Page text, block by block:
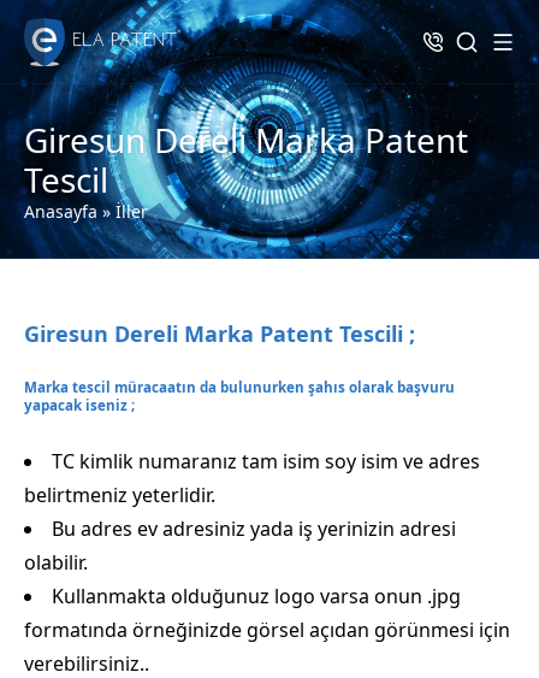
Giresun Dereli Marka Patent
Tescil
Anasayfa»İller
Giresun Dereli Marka Patent Tescili ;
Marka tescil müracaatın da bulunurken şahıs olarak başvuru
yapacak iseniz ;
TC kimlik numaranız tam isim soy isim ve adres
belirtmeniz yeterlidir.
Bu adres ev adresiniz yada iş yerinizin adresi
olabilir.
Kullanmakta olduğunuz logo varsa onun .jpg
formatında örneğinizde görsel açıdan görünmesi için
verebilirsiniz..